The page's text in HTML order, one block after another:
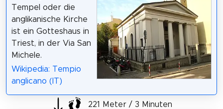
Tempel oder die
anglikanische Kirche
ist ein Gotteshaus in
Triest, in der Via San
Michele.
Wikipedia: Tempio
anglicano (IT)
221 Meter / 3 Minuten